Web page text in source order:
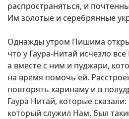
распространяться, и
Им золотые и серебрянные
Однажды утром Пишима
что у Гаура-Нитай исчезло
а вместе с ним и пуджари,
на время помочь ей.
повторять харинаму и в
Гаура Нитай, которые
который служил Нам, был